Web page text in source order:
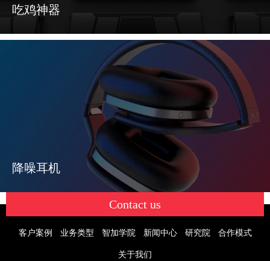
吃鸡神器
降噪耳机
Contact us
客户案例 业务类型 智加学院 新闻中心 研究院
合作模式
关于我们